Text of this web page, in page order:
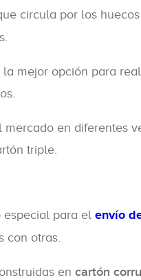
circula por los
mejor opción para
en diferentes
triple.
especial para el envío
con otras.
en cartón